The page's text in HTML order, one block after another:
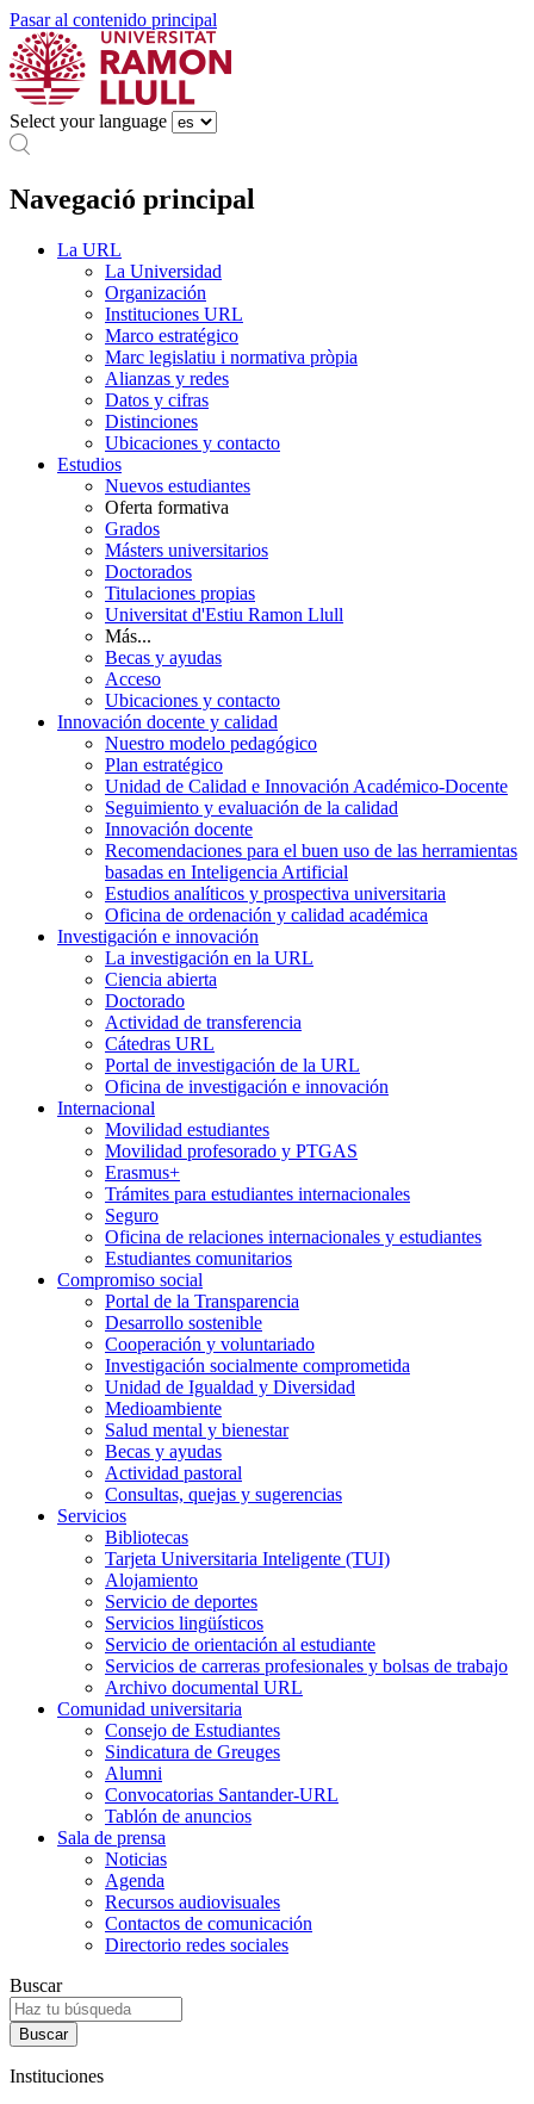
Pasar al contenido principal
Select your language
Navegació principal
La URL
La Universidad
Organización
Instituciones URL
Marco estratégico
Marc legislatiu i normativa pròpia
Alianzas y redes
Datos y cifras
Distinciones
Ubicaciones y contacto
Estudios
Nuevos estudiantes
Oferta formativa
Grados
Másters universitarios
Doctorados
Titulaciones propias
Universitat d'Estiu Ramon Llull
Más...
Becas y ayudas
Acceso
Ubicaciones y contacto
Innovación docente y calidad
Nuestro modelo pedagógico
Plan estratégico
Unidad de Calidad e Innovación Académico-Docente
Seguimiento y evaluación de la calidad
Innovación docente
Recomendaciones para el buen uso de las herramientas
basadas en Inteligencia Artificial
Estudios analíticos y prospectiva universitaria
Oficina de ordenación y calidad académica
Investigación e innovación
La investigación en la URL
Ciencia abierta
Doctorado
Actividad de transferencia
Cátedras URL
Portal de investigación de la URL
Oficina de investigación e innovación
Internacional
Movilidad estudiantes
Movilidad profesorado y PTGAS
Erasmus+
Trámites para estudiantes internacionales
Seguro
Oficina de relaciones internacionales y estudiantes
Estudiantes comunitarios
Compromiso social
Portal de la Transparencia
Desarrollo sostenible
Cooperación y voluntariado
Investigación socialmente comprometida
Unidad de Igualdad y Diversidad
Medioambiente
Salud mental y bienestar
Becas y ayudas
Actividad pastoral
Consultas, quejas y sugerencias
Servicios
Bibliotecas
Tarjeta Universitaria Inteligente (TUI)
Alojamiento
Servicio de deportes
Servicios lingüísticos
Servicio de orientación al estudiante
Servicios de carreras profesionales y bolsas de trabajo
Archivo documental URL
Comunidad universitaria
Consejo de Estudiantes
Sindicatura de Greuges
Alumni
Convocatorias Santander-URL
Tablón de anuncios
Sala de prensa
Noticias
Agenda
Recursos audiovisuales
Contactos de comunicación
Directorio redes sociales
Buscar
Instituciones